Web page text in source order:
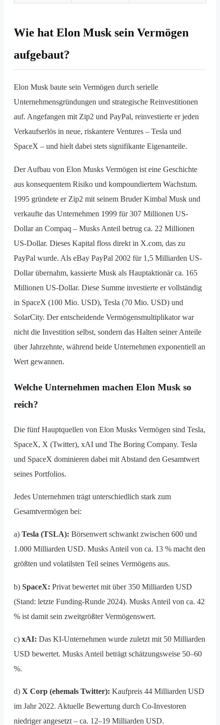
Wie hat Elon Musk sein Vermögen
aufgebaut?
Elon Musk baute sein Vermögen durch serielle
Unternehmensgründungen und strategische Reinvestitionen
auf. Angefangen mit Zip2 und PayPal, reinvestierte er jeden
Verkaufserlös in neue, riskantere Ventures – Tesla und
SpaceX – und hielt dabei stets signifikante Eigenanteile.
Der Aufbau von Elon Musks Vermögen ist eine Geschichte
aus konsequentem Risiko und kompoundiertem Wachstum.
1995 gründete er Zip2 mit seinem Bruder Kimbal Musk und
verkaufte das Unternehmen 1999 für 307 Millionen US-
Dollar an Compaq – Musks Anteil betrug ca. 22 Millionen
US-Dollar. Dieses Kapital floss direkt in X.com, das zu
PayPal wurde. Als eBay PayPal 2002 für 1,5 Milliarden US-
Dollar übernahm, kassierte Musk als Hauptaktionär ca. 165
Millionen US-Dollar. Diese Summe investierte er vollständig
in SpaceX (100 Mio. USD), Tesla (70 Mio. USD) und
SolarCity. Der entscheidende Vermögensmultiplikator war
nicht die Investition selbst, sondern das Halten seiner Anteile
über Jahrzehnte, während beide Unternehmen exponentiell an
Wert gewannen.
Welche Unternehmen machen Elon Musk so
reich?
Die fünf Hauptquellen von Elon Musks Vermögen sind Tesla,
SpaceX, X (Twitter), xAI und The Boring Company. Tesla
und SpaceX dominieren dabei mit Abstand den Gesamtwert
seines Portfolios.
Jedes Unternehmen trägt unterschiedlich stark zum
Gesamtvermögen bei:
a) Tesla (TSLA): Börsenwert schwankt zwischen 600 und
1.000 Milliarden USD. Musks Anteil von ca. 13 % macht den
größten und volatilsten Teil seines Vermögens aus.
b) SpaceX: Privat bewertet mit über 350 Milliarden USD
(Stand: letzte Funding-Runde 2024). Musks Anteil von ca. 42
% ist damit sein zweitgrößter Vermögenswert.
c) xAI: Das KI-Unternehmen wurde zuletzt mit 50 Milliarden
USD bewertet. Musks Anteil beträgt schätzungsweise 50–60
%.
d) X Corp (ehemals Twitter): Kaufpreis 44 Milliarden USD
im Jahr 2022. Aktuelle Bewertung durch Co-Investoren
niedriger angesetzt – ca. 12–19 Milliarden USD.